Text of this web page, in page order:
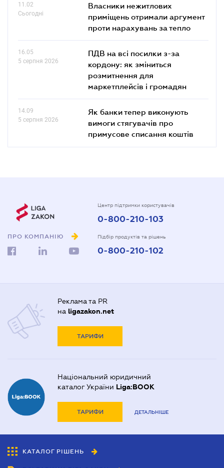
11.02
Сьогодні
Власники нежитлових
приміщень отримали аргумент
проти нарахувань за тепло
16.05
5 серпня 2026
ПДВ на всі посилки з-за
кордону: як зміниться
розмитнення для
маркетплейсів і громадян
14.09
5 серпня 2026
Як банки тепер виконують
вимоги стягувачів про
примусове списання коштів
ПРО КОМПАНІЮ
Центр підтримки користувачів
0-800-210-103
Підбір продуктів та рішень
0-800-210-102
Реклама та PR
на ligazakon.net
ТАРИФИ
Національний юридичний
каталог України Liga:BOOK
ТАРИФИ ДЕТАЛЬНІШЕ
КАТАЛОГ РІШЕНЬ